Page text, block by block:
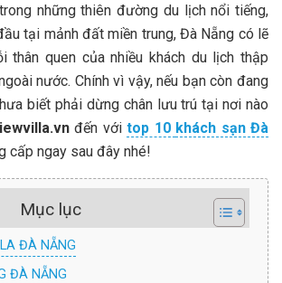
những thiên đường du lịch nổi tiếng,
tại mảnh đất miền trung, Đà Nẵng có lẽ
thân quen của nhiều khách du lịch thập
nước. Chính vì vậy, nếu bạn còn đang
biết phải dừng chân lưu trú tại nơi nào
đến với top 10 khách sạn Đà
cấp ngay sau đây nhé!
Mục lục
ĐÀ NẴNG
ĐÀ NẴNG